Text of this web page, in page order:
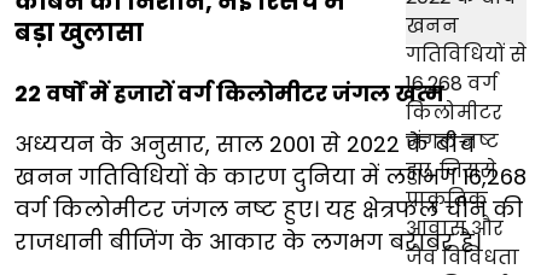
बड़ा खुलासा
22 वर्षों में हजारों वर्ग किलोमीटर जंगल खत्म
अध्ययन के अनुसार, साल 2001 से 2022 के बीच
खनन गतिविधियों के कारण दुनिया में लगभग 16,268
वर्ग किलोमीटर जंगल नष्ट हुए। यह क्षेत्रफल चीन की
राजधानी बीजिंग के आकार के लगभग बराबर है।